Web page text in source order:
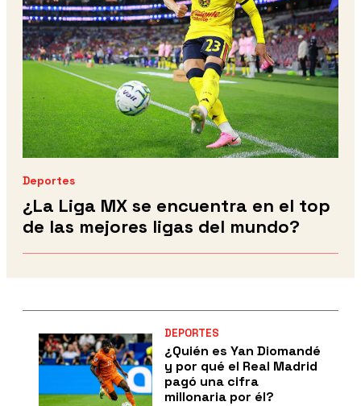
Deportes
¿La Liga MX se encuentra en el top
de las mejores ligas del mundo?
DEPORTES
¿Quién es Yan Diomandé
y por qué el Real Madrid
pagó una cifra
millonaria por él?